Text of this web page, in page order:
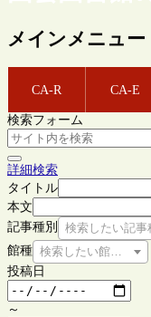
メインメニュー
CA-R CA-E
検索フォーム
詳細検索
タイトル
本文
記事種別
検索したい記事
館種 検索したい館種を選
投稿日
～